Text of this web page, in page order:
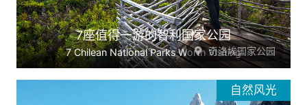
7座值得一游的智利国家公园
7 Chilean National Parks Worth Visiting奇洛埃国家公园
自然风光